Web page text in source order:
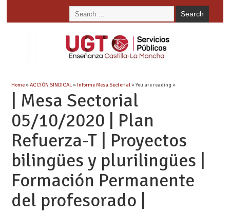
Home»ACCIÓN SINDICAL»Informe Mesa Sectorial» You are reading »
| Mesa Sectorial
05/10/2020 | Plan
Refuerza-T | Proyectos
bilingües y plurilingües |
Formación Permanente
del profesorado |